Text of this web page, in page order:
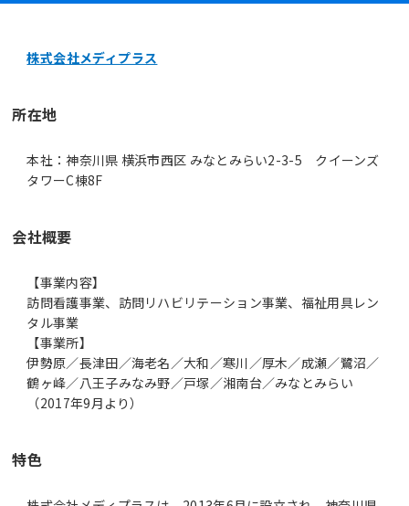
株式会社メディプラス
所在地
本社：神奈川県 横浜市西区 みなとみらい2-3-5 クイーンズ
タワーC棟8F
会社概要
【事業内容】
訪問看護事業、訪問リハビリテーション事業、福祉用具レン
タル事業
【事業所】
伊勢原／長津田／海老名／大和／寒川／厚木／成瀬／鷺沼／
鶴ヶ峰／八王子みなみ野／戸塚／湘南台／みなとみらい
（2017年9月より）
特色